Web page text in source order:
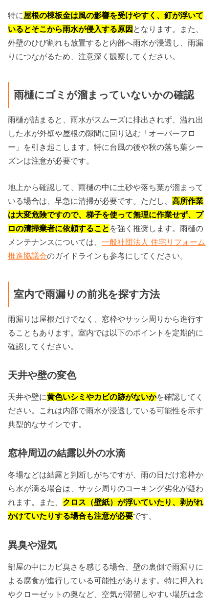
特に屋根の棟板金は風の影響を受けやすく、釘が浮いて
いるとそこから雨水が侵入する原因 となります。また、
外壁のひび割れも放置すると内部へ雨水が浸透し、雨漏
りにつながるため、注意深く観察してください。
雨樋にゴミが溜まっていないかの確認
雨樋が詰まると、雨水がスムーズに排出されず、溢れ出
した水が外壁や屋根の隙間に回り込む「オーバーフロ
ー」を引き起こします。特に台風の後や秋の落ち葉シー
ズンは注意が必要です。
地上から確認して、雨樋の中に土砂や落ち葉が溜まって
いる場合は、早急に清掃が必要です。ただし、高所作業
は大変危険ですので、梯子を使って無理に作業せず、プ
ロの清掃業者に依頼すること を強く推奨します。雨樋の
メンテナンスについては、一般社団法人 住宅リフォーム
推進協議会のガイドラインも参考にしてください。
室内で雨漏りの前兆を探す方法
雨漏りは屋根だけでなく、窓枠やサッシ周りから進行す
ることもあります。室内では以下のポイントを定期的に
確認してください。
天井や壁の変色
天井や壁に黄色いシミやカビの跡がないかを確認してく
ださい。これは内部で雨水が浸透している可能性を示す
典型的なサインです。
窓枠周辺の結露以外の水滴
冬場などは結露と判断しがちですが、雨の日だけ窓枠か
ら水が滴る場合は、サッシ周りのコーキング劣化が疑わ
れます。また、 クロス（壁紙）が浮いていたり、剥がれ
かけていたりする場合も注意が必要です。
異臭や湿気
部屋の中にカビ臭さを感じる場合、壁の裏側で雨漏りに
よる腐食が進行している可能性があります。特に押入れ
やクローゼットの奥など、空気が滞留しやすい場所は念